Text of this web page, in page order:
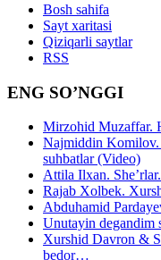
Bosh sahifa
Sayt xaritasi
Qiziqarli saytlar
RSS
ENG SO’NGGI
Mirzohid Muzaffar.
Najmiddin
suhbatlar (Video)
Attila Ilxan.
Rajab Xolbek.
Abduhamid
Unutayin degandim
Xurshid Davron &
bedor…